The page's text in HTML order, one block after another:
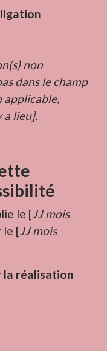
non
dans le champ
applicable,
a lieu].
le [JJ mois
le [JJ mois
la réalisation